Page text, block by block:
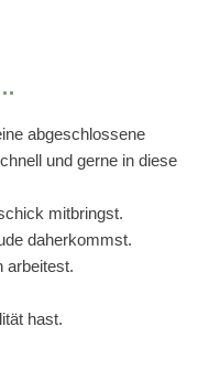
abgeschlossene
und gerne in diese
mitbringst.
daherkommst.
arbeitest.
hast.